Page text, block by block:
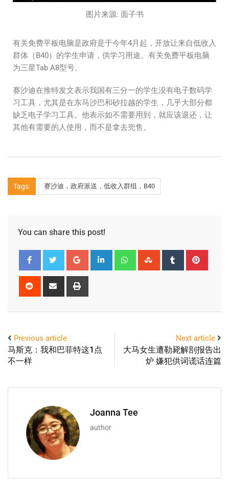
图片来源: 面子书
有关免费平板电脑是政府是于今年4月起，开放让来自低收入
群体（B40）的学生申请，供学习用途。有关免费平板电脑
为三星Tab A8型号。
赛沙迪在推特发文表示我国有三分一的学生没有电子数码学
习工具，尤其是在东马沙巴和砂拉越的学生，几乎大部分都
缺乏电子学习工具。他表示如不需要用到，就应该退还，让
其他有需要的人使用，而不是拿去兜售。
Tags: 赛沙迪，政府派送，低收入群组，B40
You can share this post!
Previous article
马斯克：我和巴菲特这1点
不一样
Next article
大马女生遭勒毙解剖报告出
炉 嫌犯供词谎话连篇
Joanna Tee
author